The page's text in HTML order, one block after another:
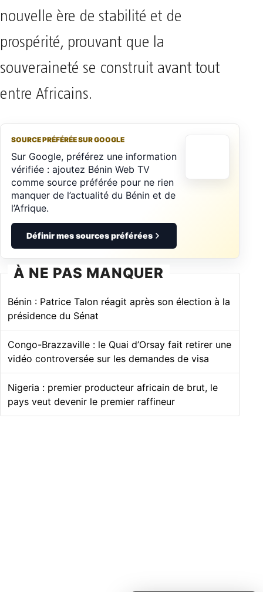
nouvelle ère de stabilité et de
prospérité, prouvant que la
souveraineté se construit avant tout
entre Africains.
SOURCE PRÉFÉRÉE SUR GOOGLE
Sur Google, préférez une information
vérifiée : ajoutez Bénin Web TV
comme source préférée pour ne rien
manquer de l’actualité du Bénin et de
l’Afrique.
Définir mes sources préférées
À NE PAS MANQUER
Bénin : Patrice Talon réagit après son élection à la
présidence du Sénat
Congo-Brazzaville : le Quai d’Orsay fait retirer une
vidéo controversée sur les demandes de visa
Nigeria : premier producteur africain de brut, le
pays veut devenir le premier raffineur